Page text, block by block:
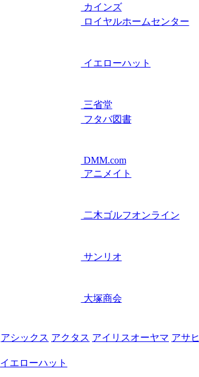
カインズ
ロイヤルホームセンター
イエローハット
三省堂
フタバ図書
DMM.com
アニメイト
二木ゴルフオンライン
サンリオ
大塚商会
アシックス アクタス アイリスオーヤマ アサヒ
イエローハット